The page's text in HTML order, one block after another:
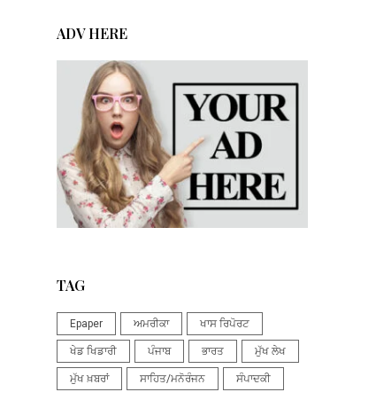
ADV HERE
TAG
Epaper ਅਮਰੀਕਾ ਖਾਸ ਰਿਪੋਰਟ
ਖੇਡ ਖਿਡਾਰੀ ਪੰਜਾਬ ਭਾਰਤ ਮੁੱਖ ਲੇਖ
ਮੁੱਖ ਖ਼ਬਰਾਂ ਸਾਹਿਤ/ਮਨੋਰੰਜਨ ਸੰਪਾਦਕੀ